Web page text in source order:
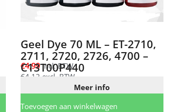
Geel Dye 70 ML – ET-2710,
2711, 2720, 2726, 4700 –
C13T00P440
€4,99incl. BTW
€4,12 excl. BTW
Meer info
Toevoegen aan winkelwagen